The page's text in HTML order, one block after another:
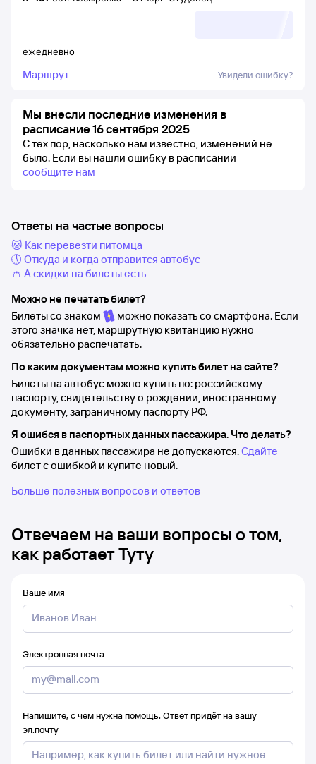
ежедневно
Маршрут Увидели ошибку?
Мы внесли последние изменения в
расписание 16 сентября 2025
С тех пор, насколько нам известно, изменений не
было. Если вы нашли ошибку в расписании -
сообщите нам
Ответы на частые вопросы
🐱 Как перевезти питомца
🕔 Откуда и когда отправится автобус
👛 А скидки на билеты есть
Можно не печатать билет?
Билеты со знаком
можно показать со смартфона. Если
этого значка нет, маршрутную квитанцию нужно
обязательно распечатать.
По каким документам можно купить билет на сайте?
Билеты на автобус можно купить по: российскому
паспорту, свидетельству о рождении, иностранному
документу, заграничному паспорту РФ.
Я ошибся в паспортных данных пассажира. Что делать?
Ошибки в данных пассажира не допускаются.Сдайте
билет с ошибкой и купите новый.
Больше полезных вопросов и ответов
Отвечаем на ваши вопросы о том,
как работает Туту
Ваше имя
Электронная почта
Напишите, с чем нужна помощь. Ответ придёт на вашу
эл.почту